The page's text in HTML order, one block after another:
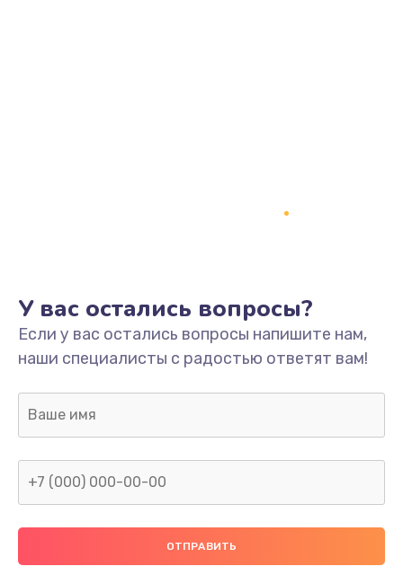
Не включается
1400 руб.
Заказать
800 руб.
400 руб.
У вас остались вопросы?
Если у вас остались вопросы напишите нам,
наши специалисты с радостью ответят вам!